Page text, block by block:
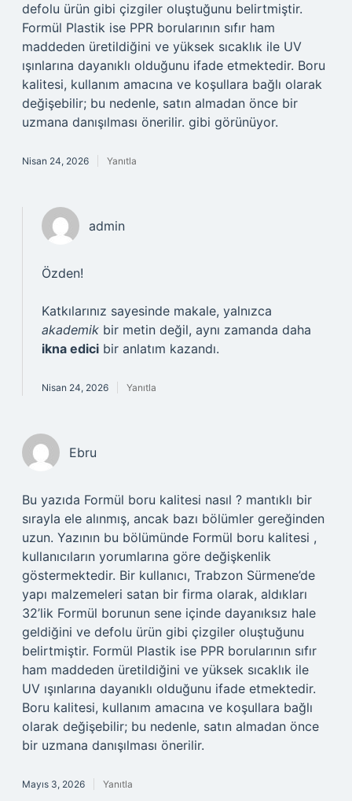
defolu ürün gibi çizgiler oluştuğunu belirtmiştir.
Formül Plastik ise PPR borularının sıfır ham
maddeden üretildiğini ve yüksek sıcaklık ile UV
ışınlarına dayanıklı olduğunu ifade etmektedir. Boru
kalitesi, kullanım amacına ve koşullara bağlı olarak
değişebilir; bu nedenle, satın almadan önce bir
uzmana danışılması önerilir. gibi görünüyor.
Nisan 24, 2026 Yanıtla
admin
Özden!
Katkılarınız sayesinde makale, yalnızca
akademik bir metin değil, aynı zamanda daha
ikna edici bir anlatım kazandı.
Nisan 24, 2026 Yanıtla
Ebru
Bu yazıda Formül boru kalitesi nasıl ? mantıklı bir
sırayla ele alınmış, ancak bazı bölümler gereğinden
uzun. Yazının bu bölümünde Formül boru kalitesi ,
kullanıcıların yorumlarına göre değişkenlik
göstermektedir. Bir kullanıcı, Trabzon Sürmene’de
yapı malzemeleri satan bir firma olarak, aldıkları
32’lik Formül borunun sene içinde dayanıksız hale
geldiğini ve defolu ürün gibi çizgiler oluştuğunu
belirtmiştir. Formül Plastik ise PPR borularının sıfır
ham maddeden üretildiğini ve yüksek sıcaklık ile
UV ışınlarına dayanıklı olduğunu ifade etmektedir.
Boru kalitesi, kullanım amacına ve koşullara bağlı
olarak değişebilir; bu nedenle, satın almadan önce
bir uzmana danışılması önerilir.
Mayıs 3, 2026 Yanıtla